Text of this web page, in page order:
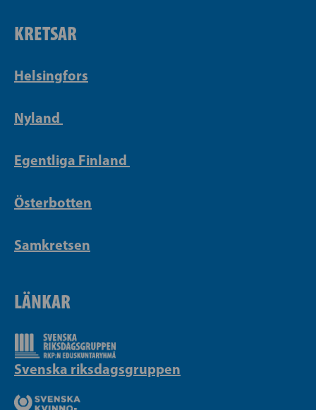
KRETSAR
Helsingfors
Nyland
Egentliga Finland
Österbotten
Samkretsen
LÄNKAR
Svenska riksdagsgruppen